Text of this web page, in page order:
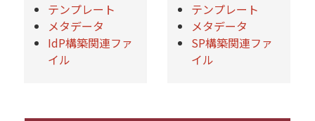
テンプレート
メタデータ
IdP構築関連ファ
イル
テンプレート
メタデータ
SP構築関連ファ
イル